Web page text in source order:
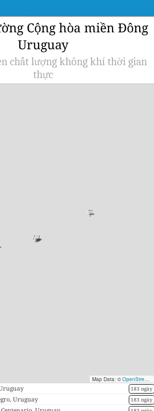
Cộng hòa miền Đông
Uruguay
chất lượng không khí thời gian
thực
Map Data: © OpenStreetMap contributors
183 ngày
183 ngày
Uruguay